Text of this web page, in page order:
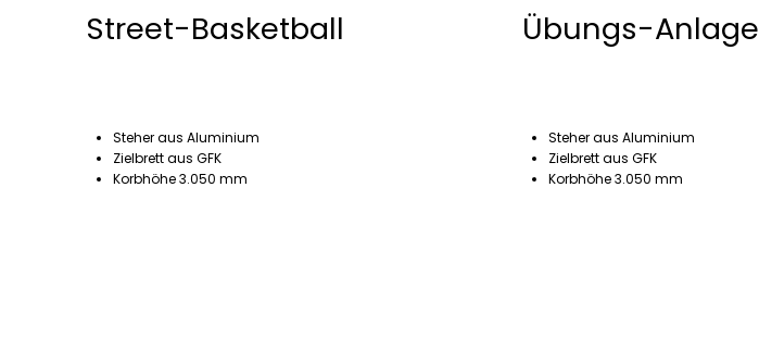
Street-Basketball
Steher aus Aluminium
Zielbrett aus GFK
Korbhöhe 3.050 mm
Übungs-Anlage
Steher aus Aluminium
Zielbrett aus GFK
Korbhöhe 3.050 mm